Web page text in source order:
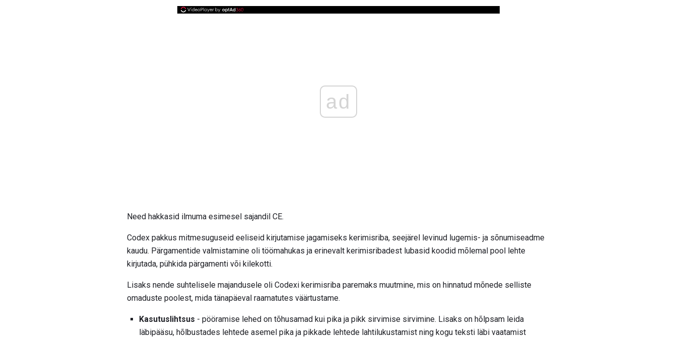
ad
Need hakkasid ilmuma esimesel sajandil CE.
Codex pakkus mitmesuguseid eeliseid kirjutamise jagamiseks kerimisriba, seejärel levinud lugemis- ja sõnumiseadme
kaudu. Pärgamentide valmistamine oli töömahukas ja erinevalt kerimisribadest lubasid koodid mõlemal pool lehte
kirjutada, pühkida pärgamenti või kilekotti.
Lisaks nende suhtelisele majandusele oli Codexi kerimisriba paremaks muutmine, mis on hinnatud mõnede selliste
omaduste poolest, mida tänapäeval raamatutes väärtustame.
Kasutuslihtsus - pööramise lehed on tõhusamad kui pika ja pikk sirvimise sirvimine. Lisaks on hõlpsam leida
läbipääsu, hõlbustades lehtede asemel pika ja pikkade lehtede lahtilukustamist ning kogu teksti läbi vaatamist